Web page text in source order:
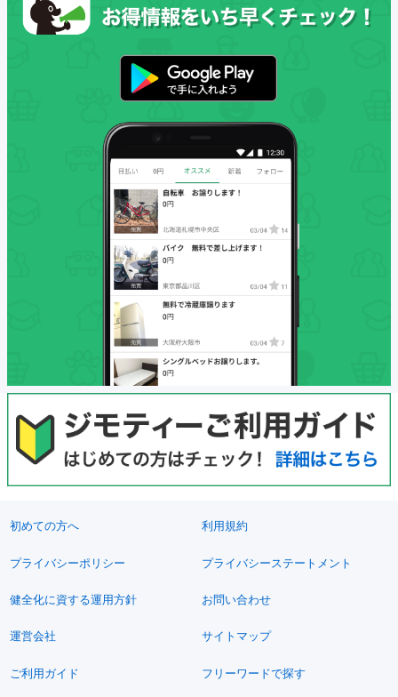
初めての方へ 利用規約
プライバシーポリシー プライバシーステートメント
健全化に資する運用方針 お問い合わせ
運営会社 サイトマップ
ご利用ガイド フリーワードで探す